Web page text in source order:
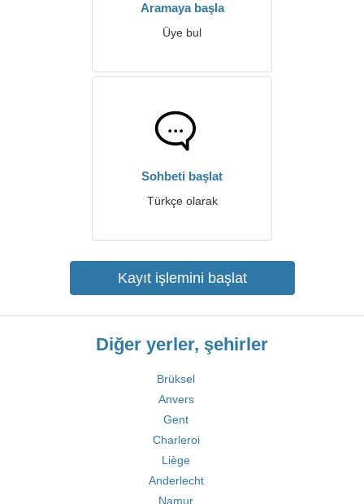
Aramaya başla
Üye bul
Sohbeti başlat
Türkçe olarak
Kayıt işlemini başlat
Diğer yerler, şehirler
Brüksel
Anvers
Gent
Charleroi
Liège
Anderlecht
Namur